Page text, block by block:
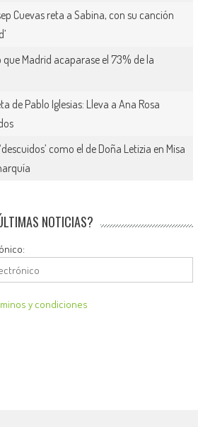
Cuevas reta a Sabina, con su canción
que Madrid acaparase el 73% de la
de Pablo Iglesias: Lleva a Ana Rosa
como el de Doña Letizia en Misa
NOTICIAS?
y condiciones